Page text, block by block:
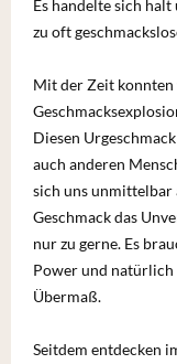
Es handelte sich
zu oft
Mit der Zeit konnten
Diesen
auch anderen
sich uns unmittelbar
Geschmack das
nur zu gerne. Es
Power und natürlich
Übermaß.
Seitdem entdecken